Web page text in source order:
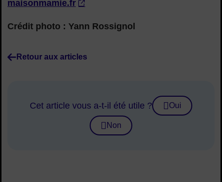
maisonmamie.fr
Crédit photo : Yann Rossignol
Retour aux articles
Cet article vous a-t-il été utile ? Oui
Non